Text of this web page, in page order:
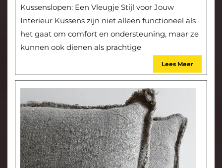
Kussenslopen: Een Vleugje Stijl voor Jouw
Interieur Kussens zijn niet alleen functioneel als
het gaat om comfort en ondersteuning, maar ze
kunnen ook dienen als prachtige
Lees Meer